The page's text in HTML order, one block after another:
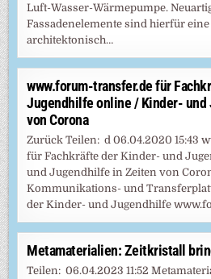
Luft-Wasser-Wärmepumpe.
Fassadenelemente sind hierfür eine
architektonisch…
www.forum-transfer.de für
Jugendhilfe online / Kinder-
von Corona
Zurück Teilen: d 06.04.2020 15:43
für Fachkräfte der Kinder- und
und Jugendhilfe in Zeiten von
Kommunikations- und
der Kinder- und Jugendhilfe
Metamaterialien: Zeitkristall
Teilen: 06.04.2023 11:52